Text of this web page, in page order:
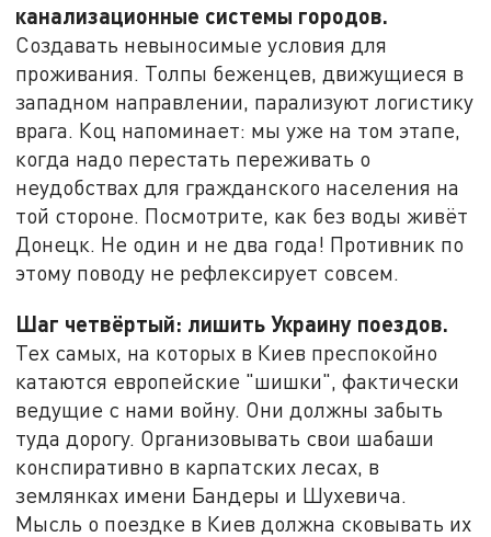
канализационные системы городов.
Создавать невыносимые условия для
проживания. Толпы беженцев, движущиеся в
западном направлении, парализуют логистику
врага. Коц напоминает: мы уже на том этапе,
когда надо перестать переживать о
неудобствах для гражданского населения на
той стороне. Посмотрите, как без воды живёт
Донецк. Не один и не два года! Противник по
этому поводу не рефлексирует совсем.
Шаг четвёртый: лишить Украину поездов.
Тех самых, на которых в Киев преспокойно
катаются европейские "шишки", фактически
ведущие с нами войну. Они должны забыть
туда дорогу. Организовывать свои шабаши
конспиративно в карпатских лесах, в
землянках имени Бандеры и Шухевича.
Мысль о поездке в Киев должна сковывать их